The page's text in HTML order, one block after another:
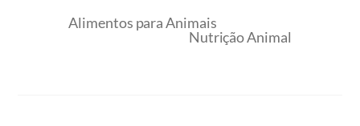
Alimentos para Animais
Nutrição Animal